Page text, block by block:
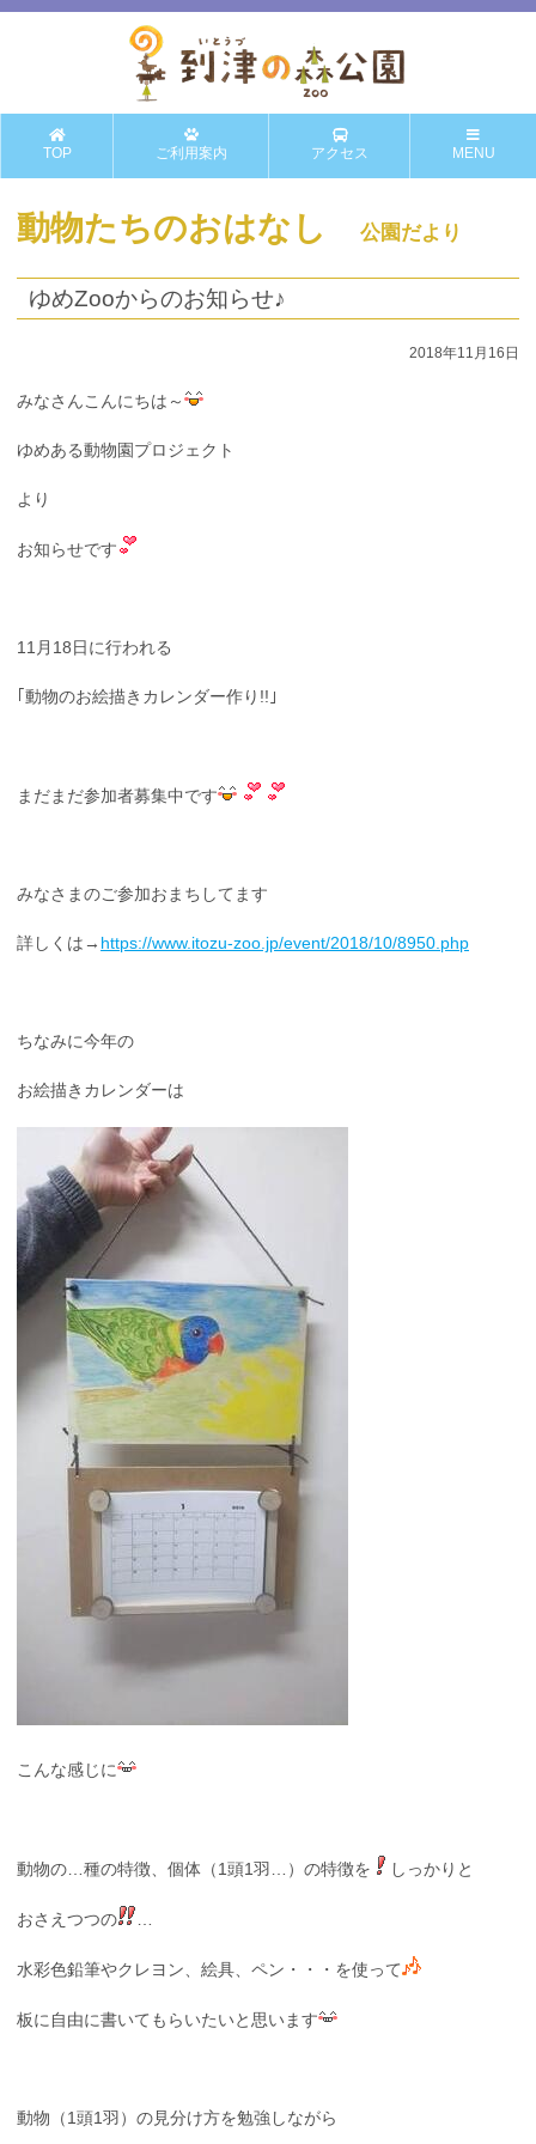
TOP ご利用案内 アクセス MENU
動物たちのおはなし 公園だより
ゆめZooからのお知らせ♪
2018年11月16日
みなさんこんにちは～
ゆめある動物園プロジェクト
より
お知らせです
11月18日に行われる
｢動物のお絵描きカレンダー作り!!｣
まだまだ参加者募集中です
みなさまのご参加おまちしてます
詳しくは→ https://www.itozu-zoo.jp/event/2018/10/8950.php
ちなみに今年の
お絵描きカレンダーは
こんな感じに
動物の…種の特徴、個体（1頭1羽…）の特徴を しっかりと
おさえつつの
水彩色鉛筆やクレヨン、絵具、ペン・・・を使って
板に自由に書いてもらいたいと思います
動物（1頭1羽）の見分け方を勉強しながら